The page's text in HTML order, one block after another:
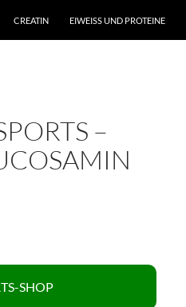
CREATIN EIWEISS UND PROTEINE
–
SHOP